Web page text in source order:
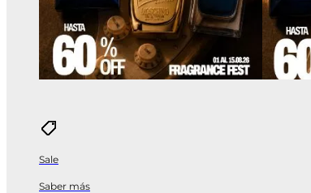
Sale
Saber más